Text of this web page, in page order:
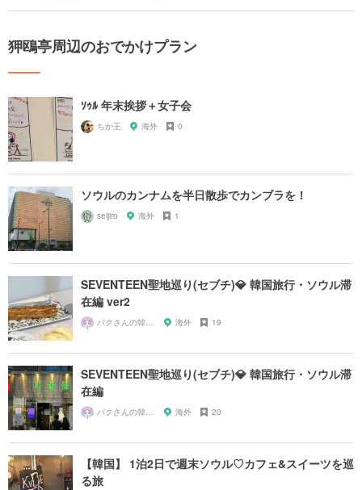
狎鴎亭周辺のおでかけプラン
ｿｩﾙ 年末挨拶＋女子会
ちか王 海外 0
ソウルのカンナムを半日散歩でカンブラを！
seijiro 海外 1
SEVENTEEN聖地巡り(セブチ)💎 韓国旅行・ソウル滞
在編 ver2
パクさんの韓国旅行相談 海外 19
SEVENTEEN聖地巡り(セブチ)💎 韓国旅行・ソウル滞
在編
パクさんの韓国旅行相談 海外 20
【韓国】 1泊2日で週末ソウル♡カフェ&スイーツを巡
る旅